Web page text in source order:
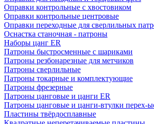
Оправки контрольные с хвостовиком
Оправки контрольные центровые
Оправки переходные для сверлильных
Оснастка станочная - патроны
Наборы цанг ER
Патроны быстросменные с шариками
Патроны резбонарезные для метчиков
Патроны сверлильные
Патроны токарные и комплектующие
Патроны фрезерные
Патроны цанговые и цанги ER
Патроны цанговые и цанги-втулки перех-
Пластины твёрдосплавные